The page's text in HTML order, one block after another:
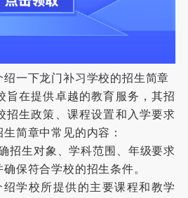
一下龙门补习学校的招生简章
在提供卓越的教育服务，其招
招生政策、课程设置和入学要求
简章中常见的内容：
生对象、学科范围、年级要求
保符合学校的招生条件。
校所提供的主要课程和教学